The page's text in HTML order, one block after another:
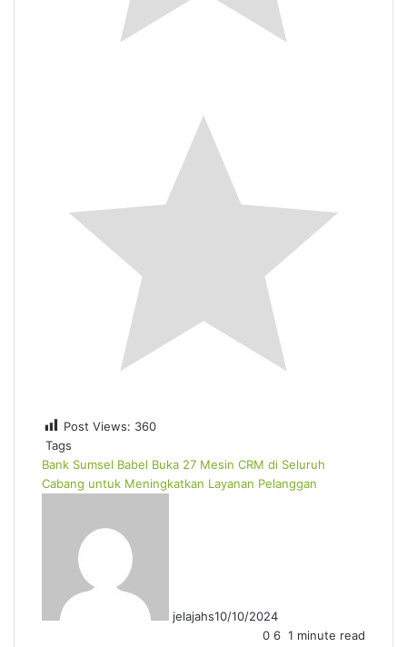
Post Views: 360
Tags
Bank Sumsel Babel Buka 27 Mesin CRM di Seluruh
Cabang untuk Meningkatkan Layanan Pelanggan
jelajahs10/10/2024
0 6 1 minute read